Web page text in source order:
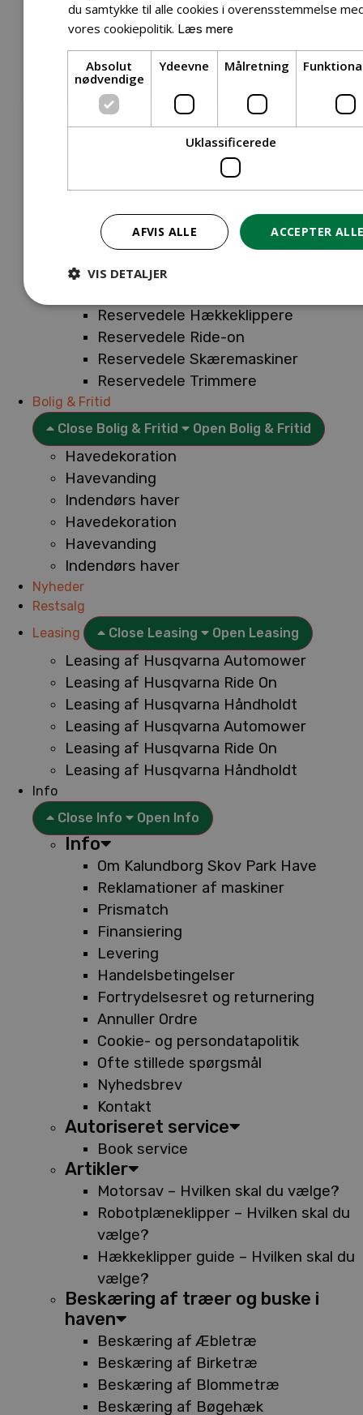
Tilbehør Hækkeklippere
Tilbehør Motorsav
Tilbehør Kæder
Tilbehør Sværd
Tilbehør Rengøringsmaskiner
Tilbehør Robotplæneklipper
Tilbehør Walk Behind
Reservedele Løvblæsere
Reservedele Motorsave
Reservedele Plæneklippere
Reservedele Hækkeklippere
Reservedele Ride-on
Reservedele Skæremaskiner
Reservedele Trimmere
Bolig & Fritid
Close Bolig & Fritid
Open Bolig & Fritid
Havedekoration
Havevanding
Indendørs haver
Havedekoration
Havevanding
Indendørs haver
Nyheder
Restsalg
Leasing
Close Leasing Open Leasing
Leasing af Husqvarna Automower
Leasing af Husqvarna Ride On
Leasing af Husqvarna Håndholdt
Leasing af Husqvarna Automower
Leasing af Husqvarna Ride On
Leasing af Husqvarna Håndholdt
Info
Close Info
Open Info
Info
Om Kalundborg Skov Park Have
Reklamationer af maskiner
Prismatch
Finansiering
Levering
Handelsbetingelser
Fortrydelsesret og returnering
Annuller Ordre
Cookie- og persondatapolitik
Ofte stillede spørgsmål
Nyhedsbrev
Kontakt
Autoriseret service
Book service
Artikler
Motorsav – Hvilken skal du vælge?
Robotplæneklipper – Hvilken skal du
vælge?
Hækkeklipper guide – Hvilken skal du
vælge?
Beskæring af træer og buske i
haven
Beskæring af Æbletræ
Beskæring af Birketræ
Beskæring af Blommetræ
Beskæring af Bøgehæk
du samtykke til alle cookies i overensstemmelse
vores cookiepolitik. Læs mere
Absolut
nødvendige
Ydeevne Målretning
Uklassificerede
ACCEPTER
AFVIS ALLE
VIS DETALJER